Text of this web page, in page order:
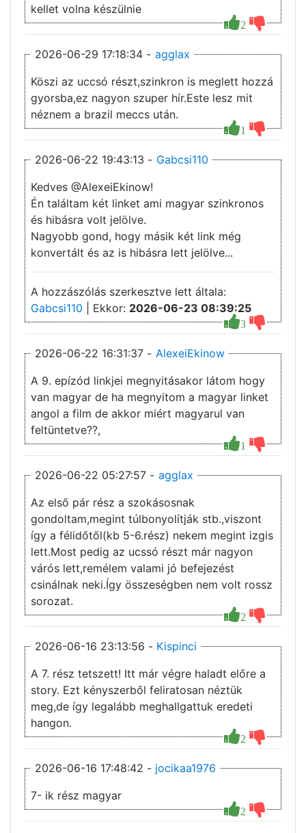
2
kellet volna készülnie
2026-06-29 17:18:34 - agglax
1
Köszi az uccsó részt,szinkron is meglett hozzá
gyorsba,ez nagyon szuper hír.Este lesz mit
néznem a brazil meccs után.
2026-06-22 19:43:13 - Gabcsi110
3
Kedves @AlexeiEkinow!
Én találtam két linket ami magyar szinkronos
és hibásra volt jelölve.
Nagyobb gond, hogy másik két link még
konvertált és az is hibásra lett jelölve...
A hozzászólás szerkesztve lett általa:
Gabcsi110 | Ekkor: 2026-06-23 08:39:25
2026-06-22 16:31:37 - AlexeiEkinow
1
A 9. epízód linkjei megnyitásakor látom hogy
van magyar de ha megnyitom a magyar linket
angol a film de akkor miért magyarul van
feltüntetve??,
2026-06-22 05:27:57 - agglax
2
Az első pár rész a szokásosnak
gondoltam,megint túlbonyolítják stb.,viszont
így a félidőtől(kb 5-6.rész) nekem megint izgis
lett.Most pedig az ucssó részt már nagyon
várós lett,remélem valami jó befejezést
csinálnak neki.Így összeségben nem volt rossz
sorozat.
2026-06-16 23:13:56 - Kispinci
2
A 7. rész tetszett! Itt már végre haladt előre a
story. Ezt kényszerből feliratosan néztük
meg,de így legalább meghallgattuk eredeti
hangon.
2026-06-16 17:48:42 - jocikaa1976
2
7- ik rész magyar